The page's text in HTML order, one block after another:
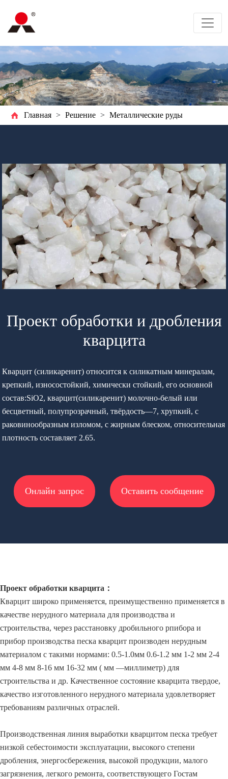
Главная > Решение > Металлические руды
Проект обработки и дробления
кварцита
Кварцит (силикаренит) относится к силикатным минералам,
крепкий, износостойкий, химически стойкий, его основной
состав:SiO2, кварцит(силикаренит) молочно-белый или
бесцветный, полупрозрачный, твёрдость—7, хрупкий, с
раковинообразным изломом, с жирным блеском, относительная
плотность составляет 2.65.
Онлайн запрос Оставить сообщение
Проект обработки кварцита：
Кварцит широко применяется, преимущественно применяется в
качестве нерудного материала для производства и
строительства, через расстановку дробильного рпибора и
прибор производства песка кварцит производен нерудным
материалом с такими нормами: 0.5-1.0мм 0.6-1.2 мм 1-2 мм 2-4
мм 4-8 мм 8-16 мм 16-32 мм ( мм —миллиметр) для
строительства и др. Качественное состояние кварцита твердое,
качество изготовленного нерудного материала удовлетворяет
требованиям различных отраслей.
Производственная линия выработки кварцитом песка требует
низкой себестоимости эксплуатации, высокого степени
дробления, энергосбережения, высокой продукции, малого
загрязнения, легкого ремонта, соответствующего Гостам